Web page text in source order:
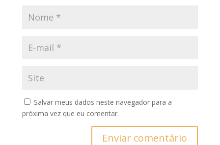
Salvar meus dados neste navegador para a
próxima vez que eu comentar.
Enviar comentário